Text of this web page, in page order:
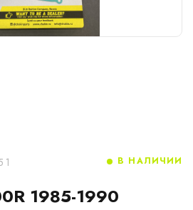
1985-1990
В НАЛИЧИИ